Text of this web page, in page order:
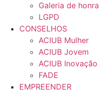
Galeria de honra
LGPD
CONSELHOS
ACIUB Mulher
ACIUB Jovem
ACIUB Inovação
FADE
EMPREENDER